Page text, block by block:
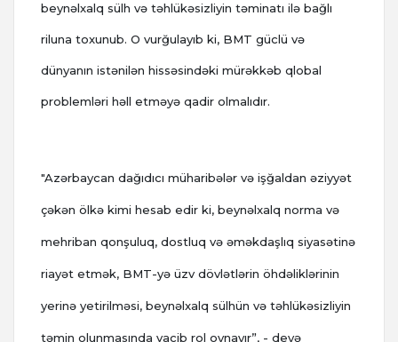
beynəlxalq sülh və təhlükəsizliyin təminatı ilə bağlı
riluna toxunub. O vurğulayıb ki, BMT güclü və
dünyanın istənilən hissəsindəki mürəkkəb qlobal
problemləri həll etməyə qadir olmalıdır.
"Azərbaycan dağıdıcı müharibələr və işğaldan əziyyət
çəkən ölkə kimi hesab edir ki, beynəlxalq norma və
mehriban qonşuluq, dostluq və əməkdaşlıq siyasətinə
riayət etmək, BMT-yə üzv dövlətlərin öhdəliklərinin
yerinə yetirilməsi, beynəlxalq sülhün və təhlükəsizliyin
təmin olunmasında vacib rol oynayır”, - deyə